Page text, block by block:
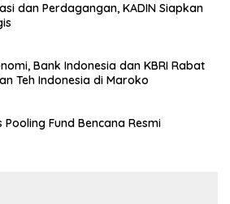
dan Perdagangan, KADIN Siapkan
Bank Indonesia dan KBRI Rabat
Teh Indonesia di Maroko
Pooling Fund Bencana Resmi